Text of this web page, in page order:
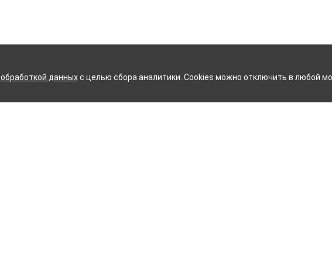
обработкой данныхс целью сбора аналитики. Cookies можно отключить в любой